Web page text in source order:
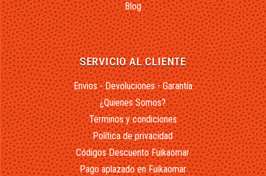
Blog
SERVICIO AL CLIENTE
Envios - Devoluciones - Garantía
¿Quienes Somos?
Terminos y condiciones
Política de privacidad
Códigos Descuento Fuikaomar
Pago aplazado en Fuikaomar